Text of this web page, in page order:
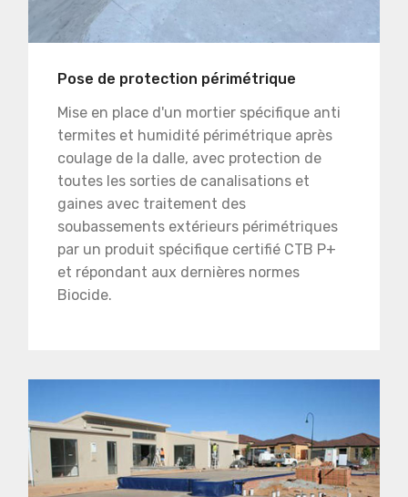
Pose de protection périmétrique
Mise en place d'un mortier spécifique anti
termites et humidité périmétrique après
coulage de la dalle, avec protection de
toutes les sorties de canalisations et
gaines avec traitement des
soubassements extérieurs périmétriques
par un produit spécifique certifié CTB P+
et répondant aux dernières normes
Biocide.